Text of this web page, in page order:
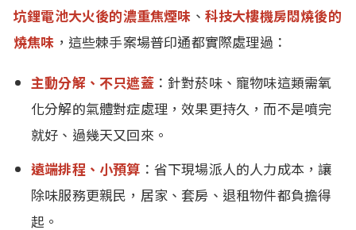
坑鋰電池大火後的濃重焦煙味 、 科技大樓機房悶燒後的
燒焦味 ，這些棘手案場普印通都實際處理過：
主動分解、不只遮蓋：針對菸味、寵物味這類需氧
化分解的氣體對症處理，效果更持久，而不是噴完
就好、過幾天又回來。
遠端排程、小預算 ：省下現場派人的人力成本，讓
除味服務更親民，居家、套房、退租物件都負擔得
起。